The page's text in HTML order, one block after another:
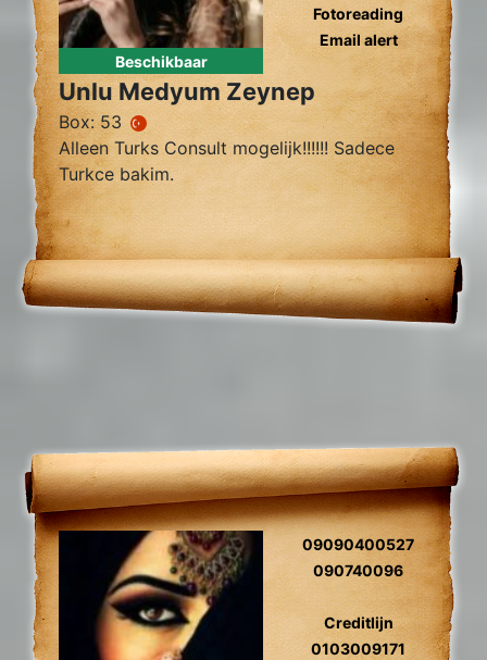
Beschikbaar
Fotoreading
Email alert
Unlu Medyum Zeynep
Box: 53
Alleen Turks Consult mogelijk!!!!!! Sadece
Turkce bakim.
09090400527
090740096
Creditlijn
0103009171